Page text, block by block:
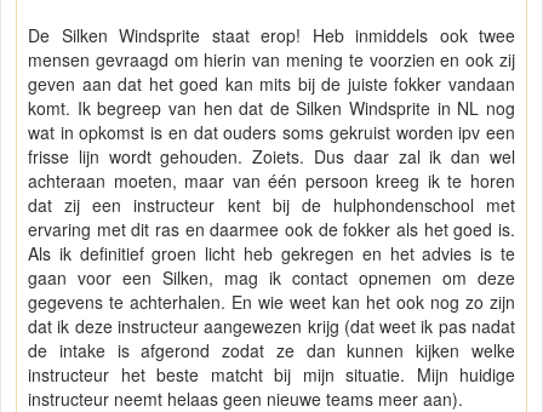
De Silken Windsprite staat erop! Heb inmiddels ook twee
mensen gevraagd om hierin van mening te voorzien en ook zij
geven aan dat het goed kan mits bij de juiste fokker vandaan
komt. Ik begreep van hen dat de Silken Windsprite in NL nog
wat in opkomst is en dat ouders soms gekruist worden ipv een
frisse lijn wordt gehouden. Zoiets. Dus daar zal ik dan wel
achteraan moeten, maar van één persoon kreeg ik te horen
dat zij een instructeur kent bij de hulphondenschool met
ervaring met dit ras en daarmee ook de fokker als het goed is.
Als ik definitief groen licht heb gekregen en het advies is te
gaan voor een Silken, mag ik contact opnemen om deze
gegevens te achterhalen. En wie weet kan het ook nog zo zijn
dat ik deze instructeur aangewezen krijg (dat weet ik pas nadat
de intake is afgerond zodat ze dan kunnen kijken welke
instructeur het beste matcht bij mijn situatie. Mijn huidige
instructeur neemt helaas geen nieuwe teams meer aan).